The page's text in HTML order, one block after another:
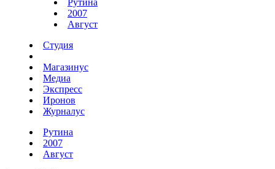
Рутина
2007
Август
Студия
Магазинус
Медиа
Экспресс
Иронов
Журналус
Рутина
2007
Август